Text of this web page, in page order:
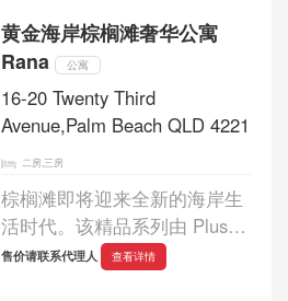
道3346号，占地8083平方米，
地处Cypress Ave G-Link轻...
黄金海岸棕榈滩奢华公寓
Rana
公寓
16-20 Twenty Third
Avenue,Palm Beach QLD 4221
二房,三房
棕榈滩即将迎来全新的海岸生
活时代。该精品系列由 Plus
Architecture 联袂打造，完美
售价请联系代理人 查看详情